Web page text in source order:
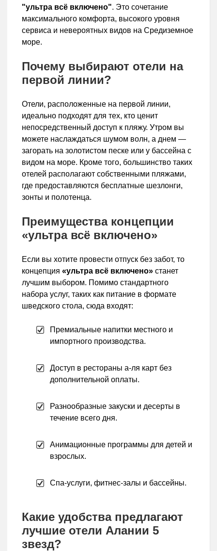
"ультра всё включено". Это сочетание
максимального комфорта, высокого уровня
сервиса и невероятных видов на Средиземное
море.
Почему выбирают отели на
первой линии?
Отели, расположенные на первой линии,
идеально подходят для тех, кто ценит
непосредственный доступ к пляжу. Утром вы
можете наслаждаться шумом волн, а днем —
загорать на золотистом песке или у бассейна с
видом на море. Кроме того, большинство таких
отелей располагают собственными пляжами,
где предоставляются бесплатные шезлонги,
зонты и полотенца.
Преимущества концепции
«ультра всё включено»
Если вы хотите провести отпуск без забот, то
концепция «ультра всё включено» станет
лучшим выбором. Помимо стандартного
набора услуг, таких как питание в формате
шведского стола, сюда входят:
Премиальные напитки местного и
импортного производства.
Доступ в рестораны а-ля карт без
дополнительной оплаты.
Разнообразные закуски и десерты в
течение всего дня.
Анимационные программы для детей и
взрослых.
Спа-услуги, фитнес-залы и бассейны.
Какие удобства предлагают
лучшие отели Алании 5
звезд?